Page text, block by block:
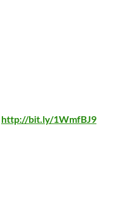
http://bit.ly/1WmfBJ9